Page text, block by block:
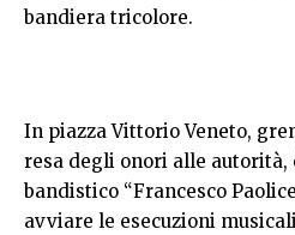
bandiera tricolore.
In piazza Vittorio Veneto,
resa degli onori alle autorità,
bandistico “Francesco
avviare le esecuzioni